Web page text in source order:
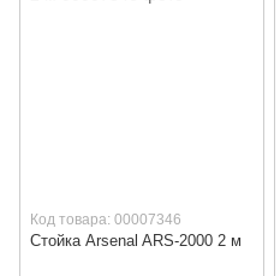
Код товара: 00007346
Стойка Arsenal ARS-2000 2 м